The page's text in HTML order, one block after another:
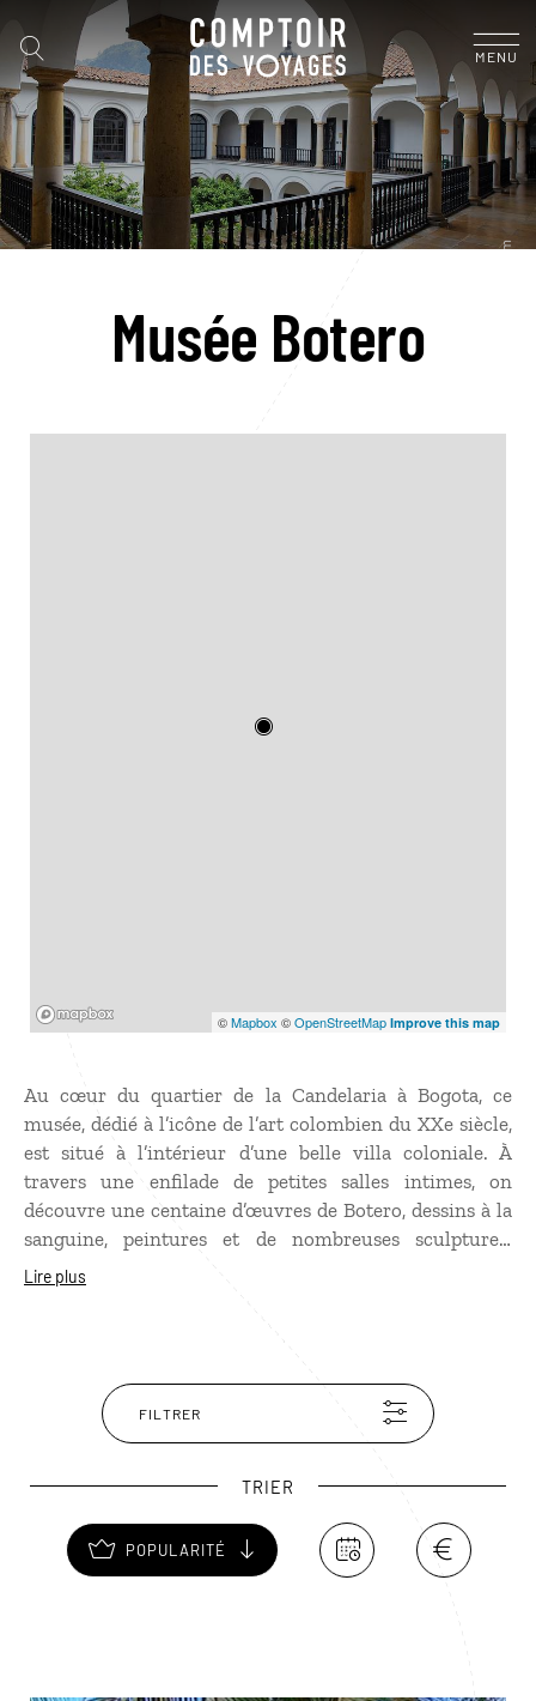
MENU
Musée Botero
©Mapbox ©OpenStreetMap Improve this map
Au cœur du quartier de la Candelaria à Bogota, ce
musée, dédié à l’icône de l’art colombien du XXe siècle,
est situé à l’intérieur d’une belle villa coloniale. À
travers une enfilade de petites salles intimes, on
découvre une centaine d’œuvres de Botero, dessins à la
sanguine, peintures et de nombreuses sculptures.
Outre les œuvres de l’artiste originaire de Medellin,
nombreuses fontaines et prendre le frais dans le joli
Lire plus
FILTRER
TRIER
POPULARITÉ